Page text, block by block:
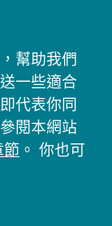
幫助我們
一些適合
代表你同
閱本網站
節 。 你也可